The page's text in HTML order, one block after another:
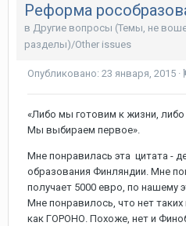
Реформа
в Другие вопросы (Темы, не
разделы)/Other issues
Опубликовано: 23 января, 2015 ·
«Либо мы готовим к жизни,
Мы выбираем первое».
Мне понравилась эта цитата -
образования Финляндии. Мне
получает 5000 евро, по нашему
Мне понравилось, что нет
как ГОРОНО. Похоже, нет и